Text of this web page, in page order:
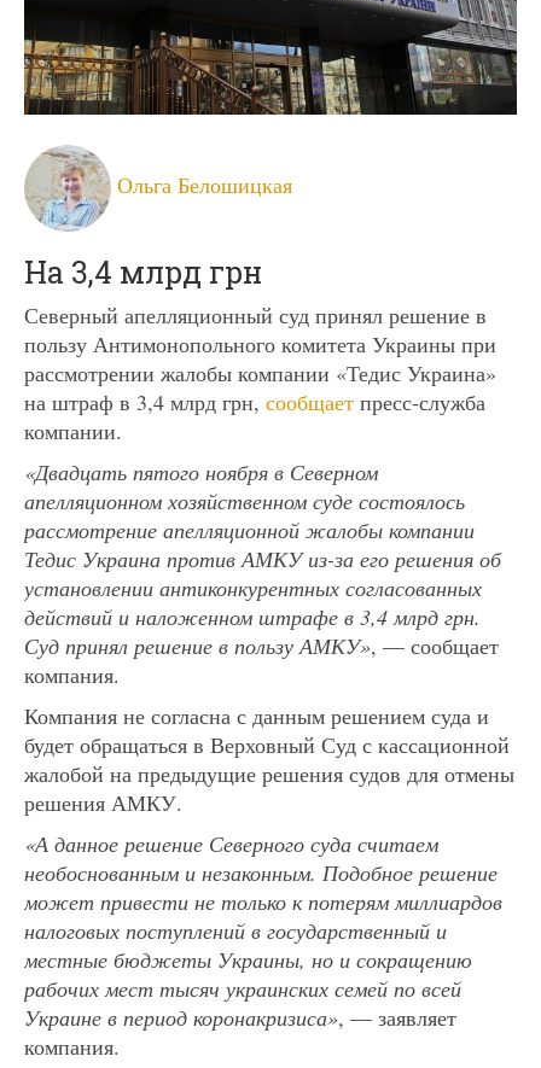
Ольга Белошицкая
На 3,4 млрд грн
Северный апелляционный суд принял решение в
пользу Антимонопольного комитета Украины при
рассмотрении жалобы компании «Тедис Украина»
на штраф в 3,4 млрд грн, сообщает пресс-служба
компании.
«Двадцать пятого ноября в Северном
апелляционном хозяйственном суде состоялось
рассмотрение апелляционной жалобы компании
Тедис Украина против АМКУ из-за его решения об
установлении антиконкурентных согласованных
действий и наложенном штрафе в 3,4 млрд грн.
Суд принял решение в пользу АМКУ», — сообщает
компания.
Компания не согласна с данным решением суда и
будет обращаться в Верховный Суд с кассационной
жалобой на предыдущие решения судов для отмены
решения АМКУ.
«А данное решение Северного суда считаем
необоснованным и незаконным. Подобное решение
может привести не только к потерям миллиардов
налоговых поступлений в государственный и
местные бюджеты Украины, но и сокращению
рабочих мест тысяч украинских семей по всей
Украине в период коронакризиса», — заявляет
компания.